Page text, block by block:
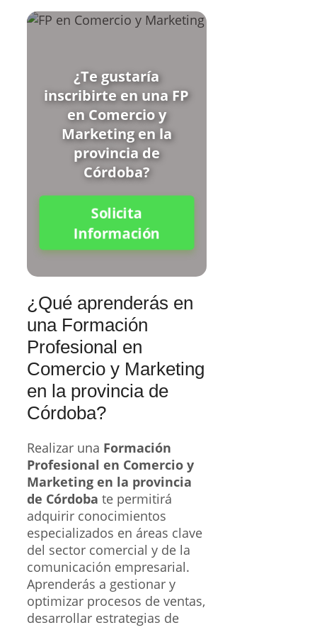
¿Te gustaría
inscribirte en una FP
en Comercio y
Marketing en la
provincia de
Córdoba?
Solicita
Información
¿Qué aprenderás en
una Formación
Profesional en
Comercio y Marketing
en la provincia de
Córdoba?
Realizar una Formación
Profesional en Comercio y
Marketing en la provincia
de Córdoba te permitirá
adquirir conocimientos
especializados en áreas clave
del sector comercial y de la
comunicación empresarial.
Aprenderás a gestionar y
optimizar procesos de ventas,
desarrollar estrategias de